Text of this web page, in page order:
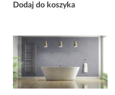
Dodaj do koszyka